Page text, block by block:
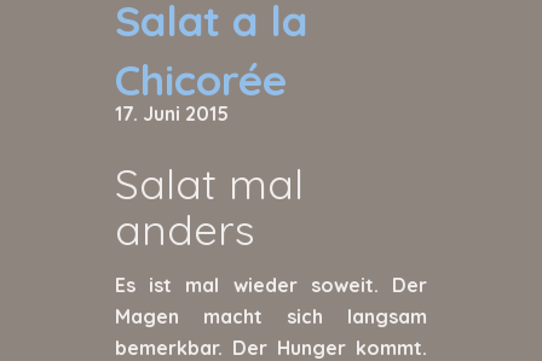
Salat a la
Chicorée
17. Juni 2015
Salat mal
anders
Es ist mal wieder soweit. Der
Magen macht sich langsam
bemerkbar. Der Hunger kommt.